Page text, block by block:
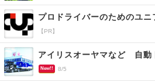
プロドライバーのためのユニ
【PR】
アイリスオーヤマなど 自動
New!! 8/5